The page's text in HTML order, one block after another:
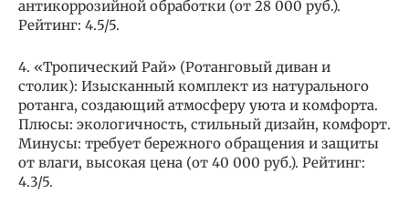
антикоррозийной обработки (от 28 000 руб.).
Рейтинг: 4.5/5.
4. «Тропический Рай» (Ротанговый диван и
столик): Изысканный комплект из натурального
ротанга, создающий атмосферу уюта и комфорта.
Плюсы: экологичность, стильный дизайн, комфорт.
Минусы: требует бережного обращения и защиты
от влаги, высокая цена (от 40 000 руб.). Рейтинг:
4.3/5.